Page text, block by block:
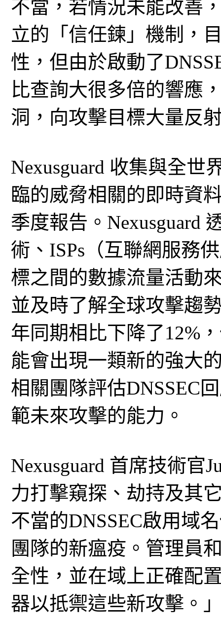
不當，若情況未能改善
立的「信任鍊」機制，
性，但由於啟動了
比查詢大很多倍的響應
洞，向攻擊目標大量反
Nexusguard 收集與全世
臨的威脅相關的即時資
季度報告。Nexusguard
術、ISPs（互聯網服務
標之間的數據流量活動
並及時了解全球攻擊趨
年同期相比下降了12%
能會出現一類新的強大
相關團隊評估DNSSEC
範未來攻擊的能力。
Nexusguard 首席技術官
力打擊窺探、劫持及其
不當的DNSSEC啟用域
團隊的新瘟疫。管理員
全性，並在域上正確配
器以抵禦這些新攻擊。